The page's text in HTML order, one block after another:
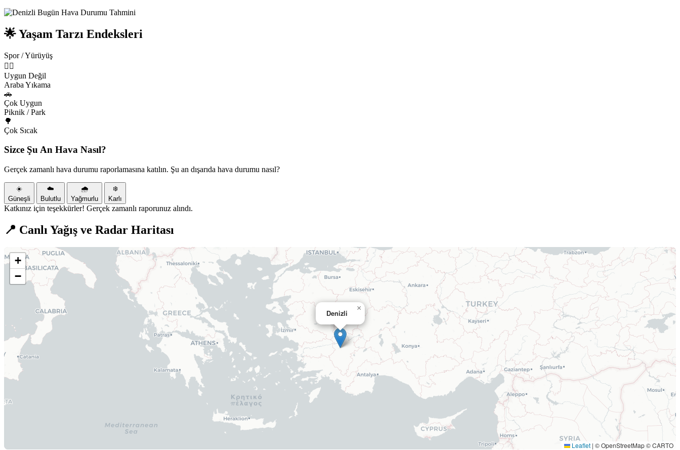
🌟 Yaşam Tarzı Endeksleri
Spor / Yürüyüş
🏃‍♂️
Uygun Değil
Araba Yıkama
🚗
Çok Uygun
Piknik / Park
🌳
Çok Sıcak
Sizce Şu An Hava Nasıl?
Gerçek zamanlı hava durumu raporlamasına katılın. Şu an dışarıda hava durumu nasıl?
☀️
Güneşli
☁️
Bulutlu
🌧️
Yağmurlu
❄️
Karlı
Katkınız için teşekkürler! Gerçek zamanlı raporunuz alındı.
📍 Canlı Yağış ve Radar Haritası
Denizli
×
+
−
Leaflet | © OpenStreetMap © CARTO